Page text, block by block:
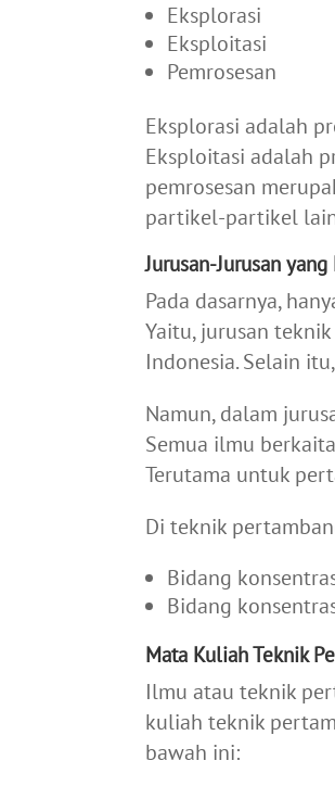
Eksplorasi
Eksploitasi
Pemrosesan
Eksplorasi adalah
Eksploitasi adalah
pemrosesan
partikel-partikel
Jurusan-Jurusan
Pada dasarnya,
Yaitu, jurusan
Indonesia. Selain
Namun, dalam
Semua ilmu
Terutama untuk
Di teknik
Bidang
Bidang
Mata Kuliah Teknik
Ilmu atau teknik
kuliah teknik
bawah ini: